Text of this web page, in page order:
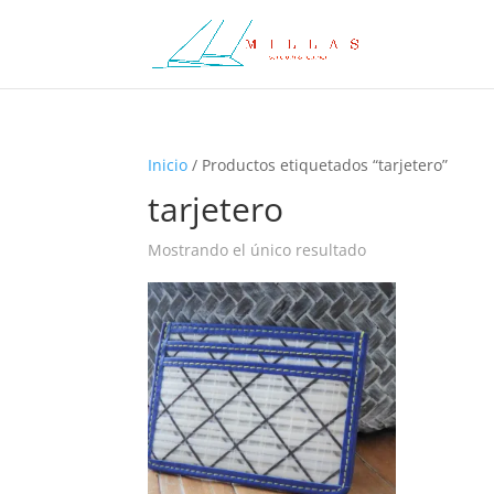
Inicio / Productos etiquetados “tarjetero”
tarjetero
Mostrando el único resultado